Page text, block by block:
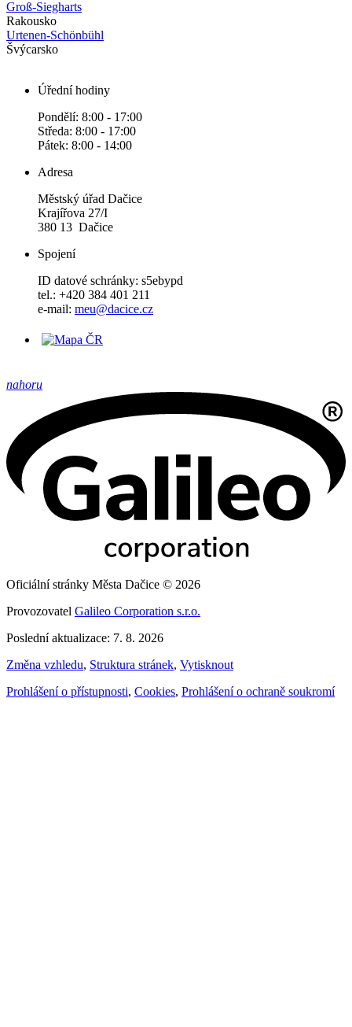
Groß-Siegharts
Rakousko
Urtenen-Schönbühl
Švýcarsko
Úřední hodiny
Pondělí: 8:00 - 17:00
Středa: 8:00 - 17:00
Pátek: 8:00 - 14:00
Adresa
Městský úřad Dačice
Krajířova 27/I
380 13 Dačice
Spojení
ID datové schránky: s5ebypd
tel.: +420 384 401 211
e-mail: meu@dacice.cz
nahoru
Oficiální stránky Města Dačice © 2026
Provozovatel Galileo Corporation s.r.o.
Poslední aktualizace: 7. 8. 2026
Změna vzhledu, Struktura stránek, Vytisknout
Prohlášení o přístupnosti, Cookies, Prohlášení o ochraně soukromí